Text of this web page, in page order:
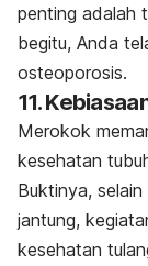
penting adalah
begitu, Anda
osteoporosis.
11.
Merokok
kesehatan
Buktinya,
jantung,
kesehatan